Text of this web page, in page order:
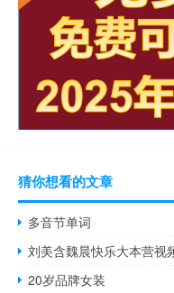
猜你想看的文章
多音节单词
刘美含魏晨快乐大本营视
20岁品牌女装